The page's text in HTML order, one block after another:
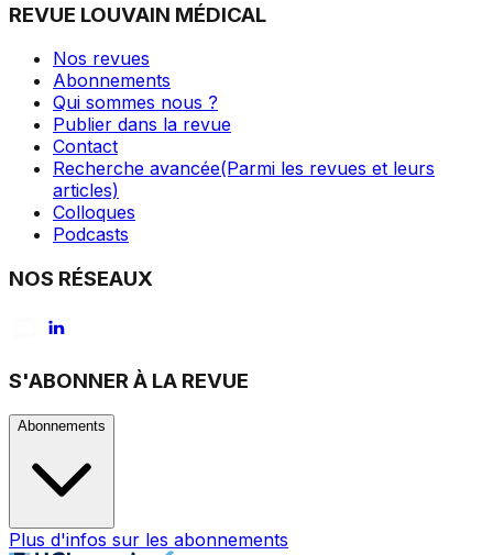
REVUE LOUVAIN MÉDICAL
Nos revues
Abonnements
Qui sommes nous ?
Publier dans la revue
Contact
Recherche avancée(Parmi les revues et leurs
articles)
Colloques
Podcasts
NOS RÉSEAUX
S'ABONNER À LA REVUE
Abonnements
Plus d'infos sur les abonnements